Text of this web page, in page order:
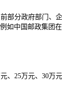
分政府部门
中国邮政集
、25万元、30万元